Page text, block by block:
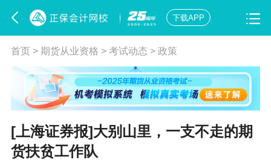
下载APP
首页> 期货从业资格 > 考试动态 > 政策
[上海证券报]大别山里，一支不走的期
货扶贫工作队